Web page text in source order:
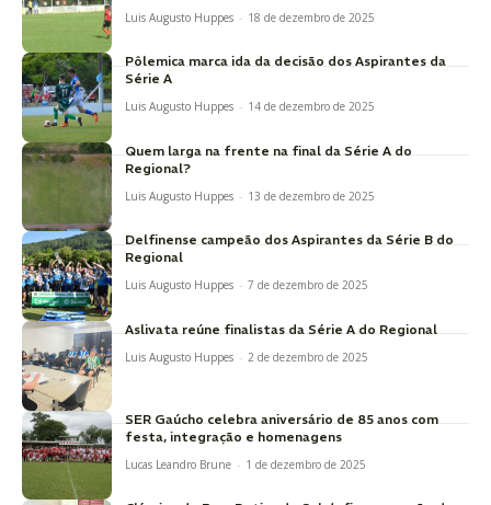
Luis Augusto Huppes - 18 de dezembro de 2025
Pôlemica marca ida da decisão dos Aspirantes da
Série A
Luis Augusto Huppes - 14 de dezembro de 2025
Quem larga na frente na final da Série A do
Regional?
Luis Augusto Huppes - 13 de dezembro de 2025
Delfinense campeão dos Aspirantes da Série B do
Regional
Luis Augusto Huppes - 7 de dezembro de 2025
Aslivata reúne finalistas da Série A do Regional
Luis Augusto Huppes - 2 de dezembro de 2025
SER Gaúcho celebra aniversário de 85 anos com
festa, integração e homenagens
Lucas Leandro Brune - 1 de dezembro de 2025